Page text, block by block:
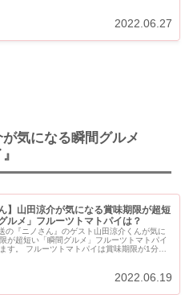
2022.06.27
が気になる瞬間グルメ
】山田涼介が気になる賞味期限が超短
ルメ」フルーツトマトパイは？
の『ニノさん』のゲスト山田涼介くんが気に
が超短い「瞬間グルメ」フルーツトマトパイ
賞味期限が1分で
2022.06.19